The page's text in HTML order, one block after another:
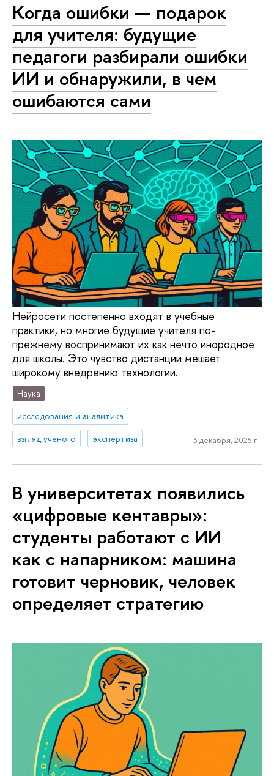
Когда ошибки — подарок
для учителя: будущие
педагоги разбирали ошибки
ИИ и обнаружили, в чем
ошибаются сами
Нейросети постепенно входят в учебные
практики, но многие будущие учителя по-
прежнему воспринимают их как нечто инородное
для школы. Это чувство дистанции мешает
широкому внедрению технологии.
Наука
исследования и аналитика
взгляд ученого
экспертиза 3 декабря, 2025 г.
В университетах появились
«цифровые кентавры»:
студенты работают с ИИ
как с напарником: машина
готовит черновик, человек
определяет стратегию